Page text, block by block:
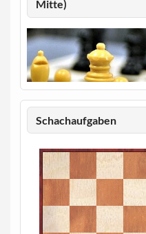
Mitte)
Schachaufgaben